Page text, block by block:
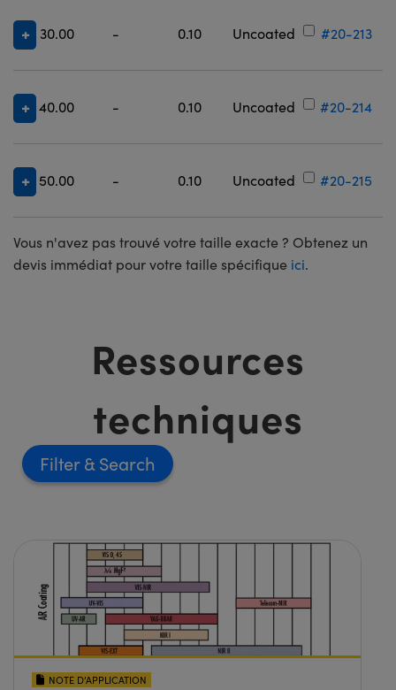
30.00 - 0.10 Uncoated #20-213
40.00 - 0.10 Uncoated #20-214
50.00 - 0.10 Uncoated #20-215
Vous n'avez pas trouvé votre taille exacte ? Obtenez un
devis immédiat pour votre taille spécifique ici.
Ressources
techniques
Filter
NOTE D’APPLICATION